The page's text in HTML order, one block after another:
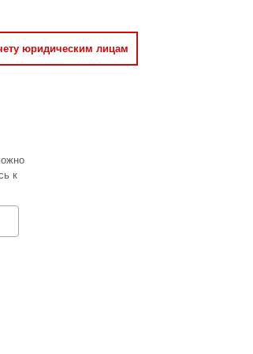
юридическим лицам
к